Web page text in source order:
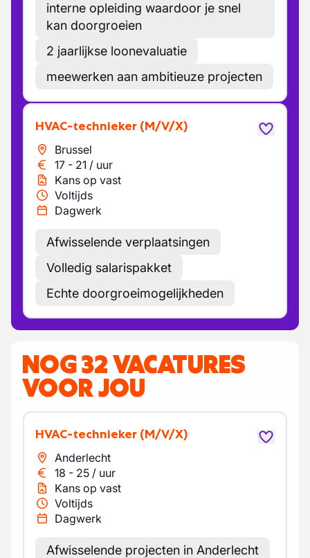
interne opleiding waardoor je snel
kan doorgroeien
2 jaarlijkse loonevaluatie
meewerken aan ambitieuze projecten
HVAC-technieker (M/V/X)
Brussel
17 - 21 / uur
Kans op vast
Voltijds
Dagwerk
Afwisselende verplaatsingen
Volledig salarispakket
Echte doorgroeimogelijkheden
NOG 32 VACATURES
VOOR JOU
HVAC-technieker (M/V/X)
Anderlecht
18 - 25 / uur
Kans op vast
Voltijds
Dagwerk
Afwisselende projecten in Anderlecht